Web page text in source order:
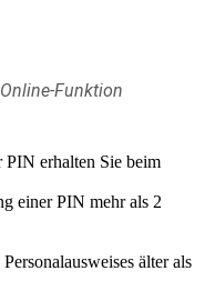
Funktion
erhalten Sie beim
einer PIN mehr als 2
älter als